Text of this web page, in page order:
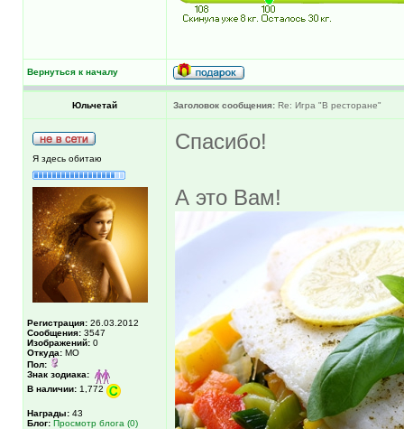
Вернуться к началу
Юльчетай Заголовок сообщения: Re: Игра "В ресторане"
Я здесь обитаю
Регистрация: 26.03.2012
Сообщения: 3547
Изображений: 0
Откуда: МО
Пол:
Знак зодиака:
В наличии: 1,772
Награды: 43
Блог: Просмотр блога (0)
Спасибо!
А это Вам!